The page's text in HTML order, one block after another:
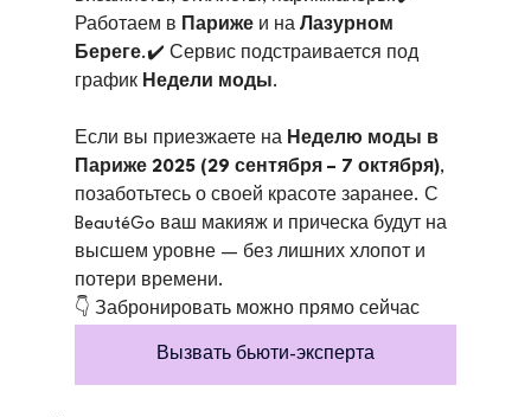
Работаем в Париже и на Лазурном
Береге.✔️ Сервис подстраивается под
график Недели моды.
Если вы приезжаете на Неделю моды в
Париже 2025 (29 сентября – 7 октября),
позаботьтесь о своей красоте заранее. С
BeautéGo ваш макияж и прическа будут на
высшем уровне — без лишних хлопот и
потери времени.
👇 Забронировать можно прямо сейчас
Вызвать бьюти-эксперта